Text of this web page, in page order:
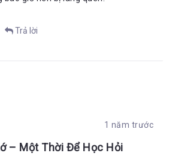
Trả lời
1 năm trước
– Một Thời Để Học Hỏi